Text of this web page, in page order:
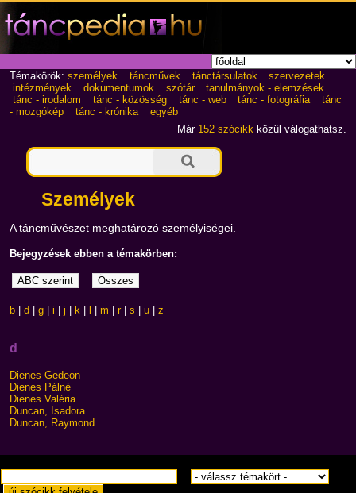
Témakörök: személyek táncművek tánctársulatok
szervezetek
intézmények
dokumentumok szótár
tanulmányok - elemzések
tánc - irodalom
tánc - közösség tánc - web tánc - fotográfia
tánc
- mozgókép
tánc - krónika
egyéb
Már 152 szócikk közül válogathatsz.
Személyek
A táncművészet meghatározó személyiségei.
Bejegyzések ebben a témakörben:
b |d |g |i |j k m |r |s |u |z
d
Dienes Gedeon
Dienes Pálné
Dienes Valéria
Duncan, Isadora
Duncan, Raymond